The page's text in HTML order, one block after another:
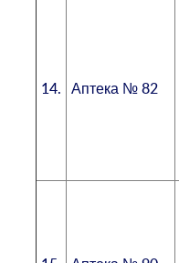
14. Аптека № 82